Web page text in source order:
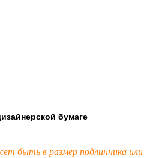
бумаге
быть в размер подлинника или